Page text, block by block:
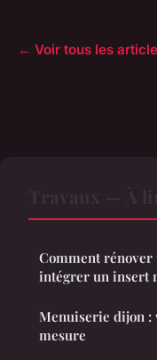
← Voir tous les
Comment rénover
intégrer un insert
Menuiserie dijon :
mesure